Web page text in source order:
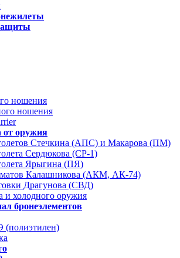
ношения
ношения
от оружия
Стечкина (АПС) и Макарова (ПМ)
Сердюкова (СР-1)
Ярыгина (ПЯ)
Калашникова (АКМ, АК-74)
Драгунова (СВД)
и холодного оружия
бронеэлементов